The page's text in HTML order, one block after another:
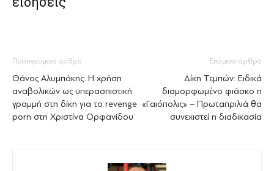
Προηγούμενο άρθρο
Θάνος Αλυμπάκης: Η χρήση
αναβολικών ως υπερασπιστική
γραμμή στη δίκη για το revenge
porn στη Χριστίνα Ορφανίδου
Επόμενο άρθρο
Δίκη Τεμπών: Ειδικά
διαμορφωμένο φιάσκο η
«Γαιόπολις» – Πρωταπριλιά θα
συνεχιστεί η διαδικασία